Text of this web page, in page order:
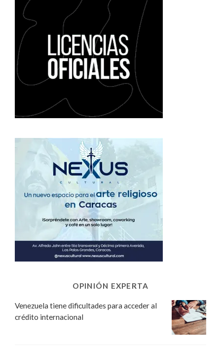
OPINIÓN EXPERTA
Venezuela tiene dificultades para acceder al
crédito internacional